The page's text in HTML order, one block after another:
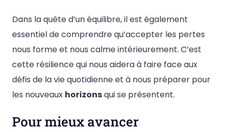
Dans la quête d’un équilibre, il est également
essentiel de comprendre qu’accepter les pertes
nous forme et nous calme intérieurement. C’est
cette résilience qui nous aidera à faire face aux
défis de la vie quotidienne et à nous préparer pour
les nouveaux horizonsqui se présentent.
Pour mieux avancer